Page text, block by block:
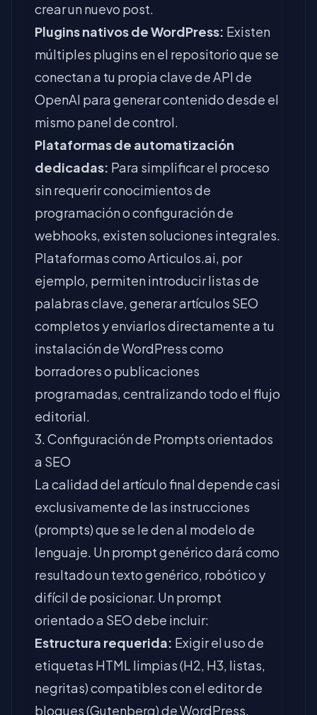
crear un nuevo post.
Plugins nativos de WordPress: Existen
múltiples plugins en el repositorio que se
conectan a tu propia clave de API de
OpenAI para generar contenido desde el
mismo panel de control.
Plataformas de automatización
dedicadas: Para simplificar el proceso
sin requerir conocimientos de
programación o configuración de
webhooks, existen soluciones integrales.
Plataformas como Articulos.ai, por
ejemplo, permiten introducir listas de
palabras clave, generar artículos SEO
completos y enviarlos directamente a tu
instalación de WordPress como
borradores o publicaciones
programadas, centralizando todo el flujo
editorial.
3. Configuración de Prompts orientados
a SEO
La calidad del artículo final depende casi
exclusivamente de las instrucciones
(prompts) que se le den al modelo de
lenguaje. Un prompt genérico dará como
resultado un texto genérico, robótico y
difícil de posicionar. Un prompt
orientado a SEO debe incluir:
Estructura requerida: Exigir el uso de
etiquetas HTML limpias (H2, H3, listas,
negritas) compatibles con el editor de
bloques (Gutenberg) de WordPress.